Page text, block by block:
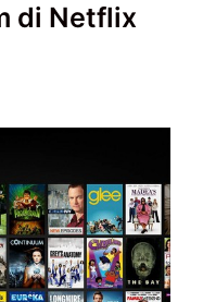
di Netflix